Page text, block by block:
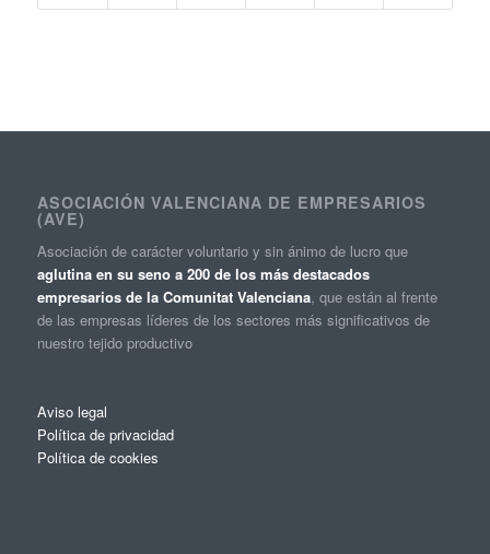
ASOCIACIÓN VALENCIANA DE EMPRESARIOS
(AVE)
Asociación de carácter voluntario y sin ánimo de lucro que
aglutina en su seno a 200 de los más destacados
empresarios de la Comunitat Valenciana, que están al frente
de las empresas líderes de los sectores más significativos de
nuestro tejido productivo
Aviso legal
Política de privacidad
Política de cookies